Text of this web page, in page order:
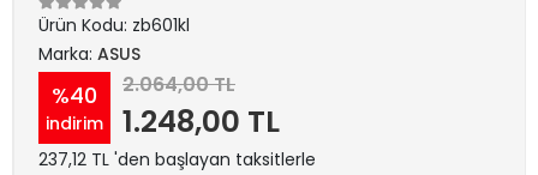
Ürün Kodu: zb601kl
Marka: ASUS
%40
indirim
2.064,00 TL
1.248,00 TL
237,12 TL 'den başlayan taksitlerle